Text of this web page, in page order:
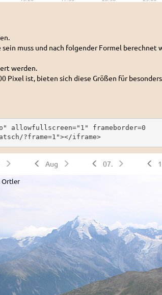
muss und nach folgender Formel berechnet
werden.
Pixel ist, bieten sich diese Größen für
allowfullscreen="1" frameborder=0
src="https://www.foto-webcam.eu/webcam/chavalatsch/?frame=1"></iframe>